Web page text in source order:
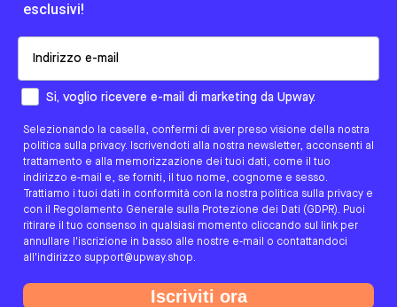
esclusivi!
Come preferisci essere contattato/a?
Si, voglio ricevere e-mail di marketing da Upway.
Selezionando la casella, confermi di aver preso visione della nostra
politica sulla privacy. Iscrivendoti alla nostra newsletter, acconsenti al
trattamento e alla memorizzazione dei tuoi dati, come il tuo
indirizzo e-mail e, se forniti, il tuo nome, cognome e sesso.
Trattiamo i tuoi dati in conformità con la nostra politica sulla privacy e
con il Regolamento Generale sulla Protezione dei Dati (GDPR). Puoi
ritirare il tuo consenso in qualsiasi momento cliccando sul link per
annullare l'iscrizione in basso alle nostre e-mail o contattandoci
all'indirizzo support@upway.shop.
Iscriviti ora